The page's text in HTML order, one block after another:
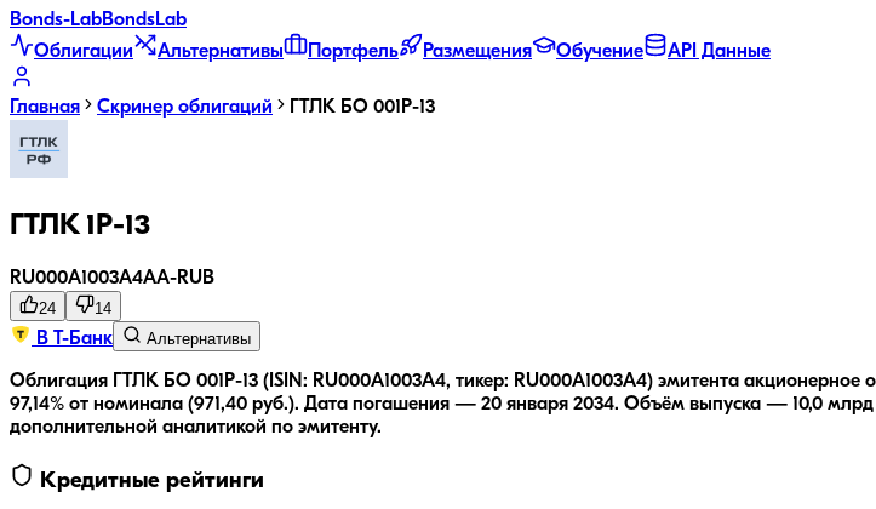
Bonds-LabBondsLab
Облигации
Альтернативы Портфель Размещения Обучение API Данные
Главная Скринер облигаций ГТЛК БО 001P-13
ГТЛК 1P-13
RU000A1003A4AA-RUB
24 14
В Т-Банк Альтернативы
Облигация ГТЛК БО 001P-13 (ISIN: RU000A1003A4, тикер: RU000A1003A4) эмитента акционерное
97,14% от номинала (971,40 руб.). Дата погашения — 20 января 2034. Объём выпуска — 10,0 млрд
дополнительной аналитикой по эмитенту.
Кредитные рейтинги